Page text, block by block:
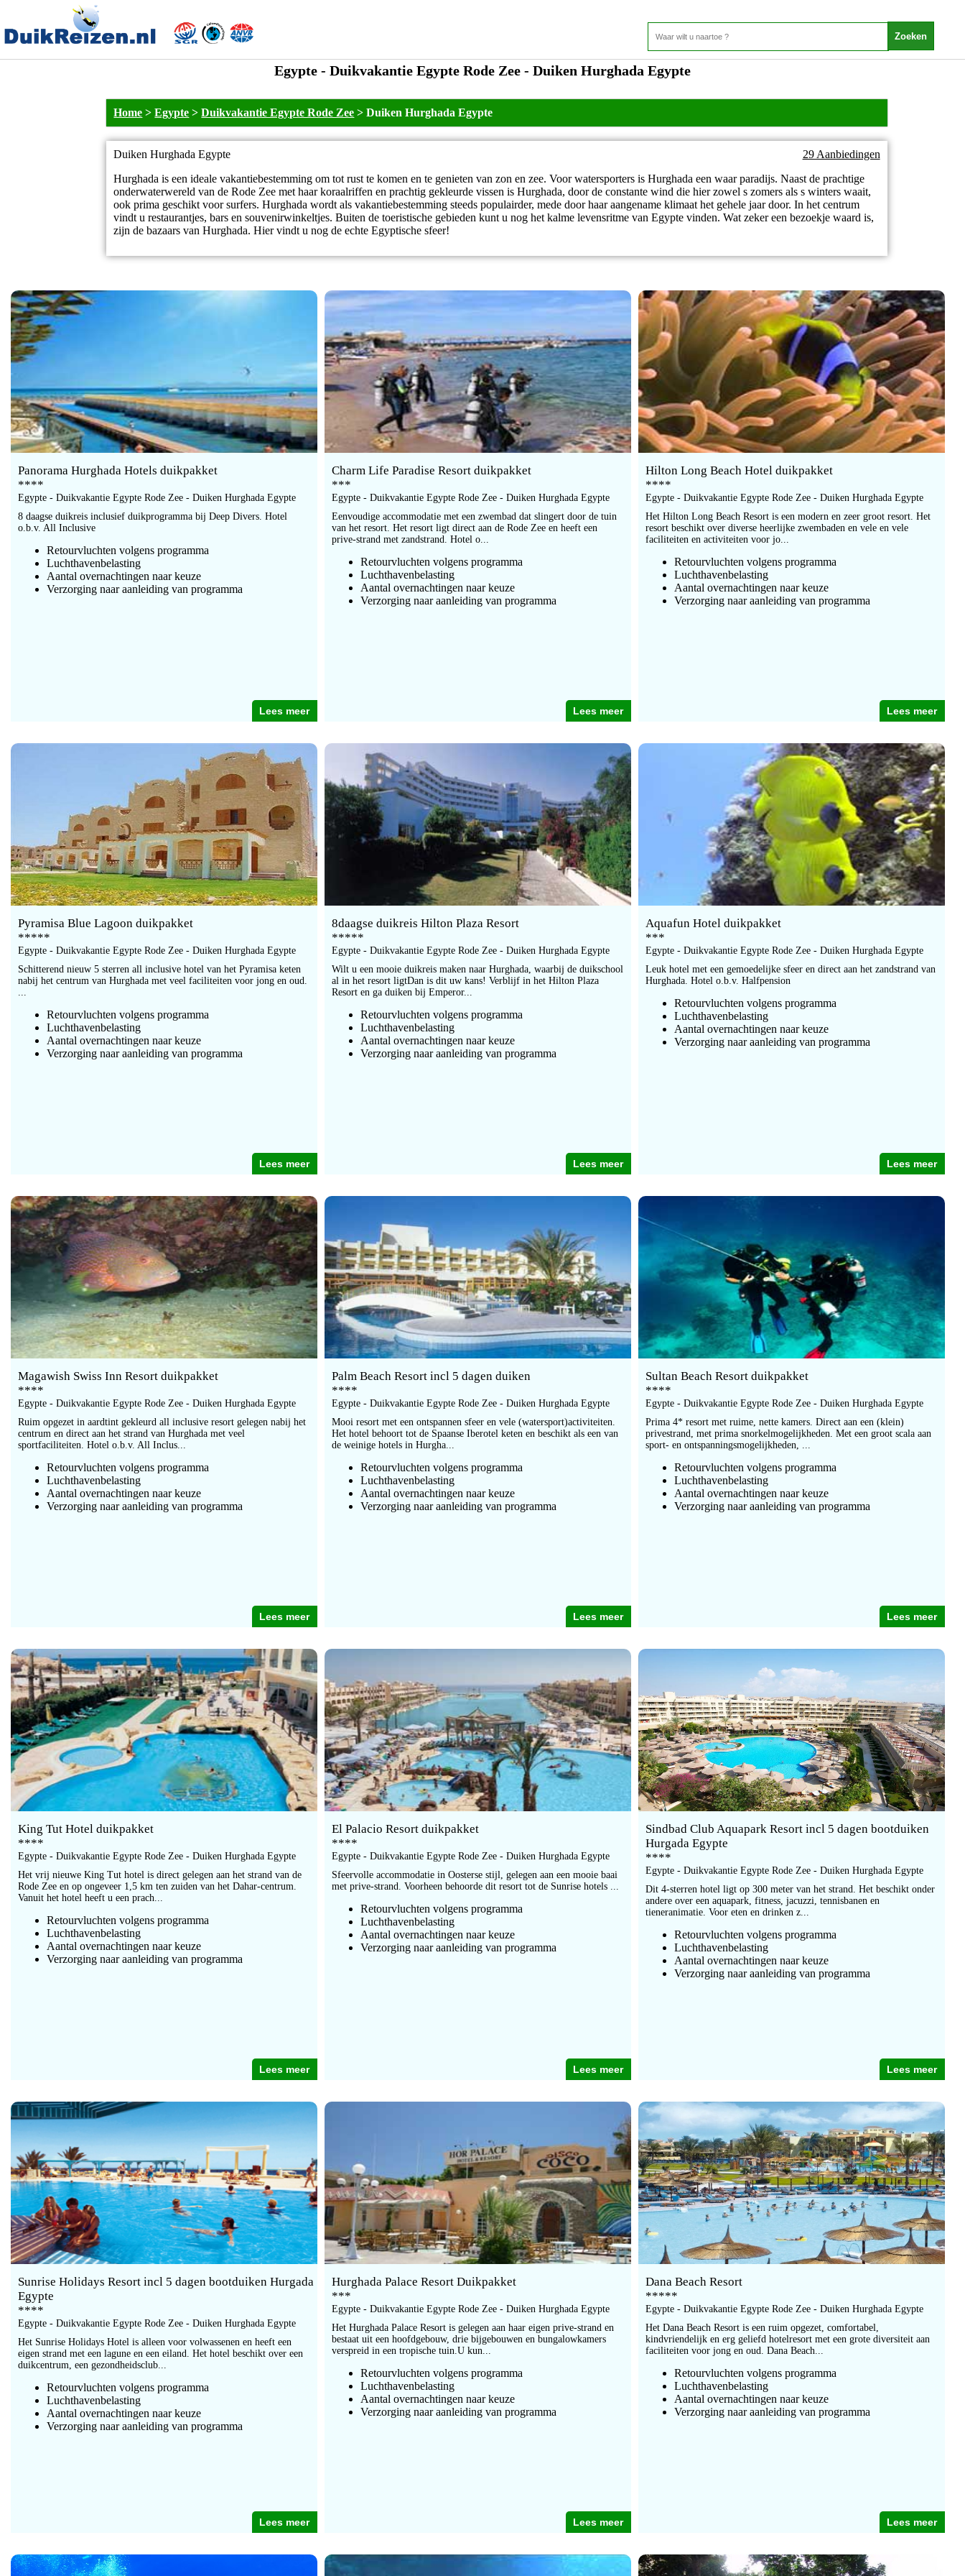
Egypte - Duikvakantie Egypte Rode Zee - Duiken Hurghada Egypte
Home >Egypte >Duikvakantie Egypte Rode Zee >Duiken Hurghada Egypte
Duiken Hurghada Egypte
29 Aanbiedingen
Hurghada is een ideale vakantiebestemming om tot rust te komen en te genieten van zon en zee. Voor watersporters is Hurghada een waar paradijs. Naast de prachtige
onderwaterwereld van de Rode Zee met haar koraalriffen en prachtig gekleurde vissen is Hurghada, door de constante wind die hier zowel s zomers als s winters waait,
ook prima geschikt voor surfers. Hurghada wordt als vakantiebestemming steeds populairder, mede door haar aangename klimaat het gehele jaar door. In het centrum
vindt u restaurantjes, bars en souvenirwinkeltjes. Buiten de toeristische gebieden kunt u nog het kalme levensritme van Egypte vinden. Wat zeker een bezoekje waard is,
zijn de bazaars van Hurghada. Hier vindt u nog de echte Egyptische sfeer!
Panorama Hurghada Hotels duikpakket
****
Egypte - Duikvakantie Egypte Rode Zee - Duiken Hurghada Egypte
8 daagse duikreis inclusief duikprogramma bij Deep Divers. Hotel
o.b.v. All Inclusive
Retourvluchten volgens programma
Luchthavenbelasting
Aantal overnachtingen naar keuze
Verzorging naar aanleiding van programma
Lees meer
Charm Life Paradise Resort duikpakket
***
Egypte - Duikvakantie Egypte Rode Zee - Duiken Hurghada Egypte
Eenvoudige accommodatie met een zwembad dat slingert door de tuin
van het resort. Het resort ligt direct aan de Rode Zee en heeft een
prive-strand met zandstrand. Hotel o...
Retourvluchten volgens programma
Luchthavenbelasting
Aantal overnachtingen naar keuze
Verzorging naar aanleiding van programma
Lees meer
Hilton Long Beach Hotel duikpakket
****
Egypte - Duikvakantie Egypte Rode Zee - Duiken Hurghada Egypte
Het Hilton Long Beach Resort is een modern en zeer groot resort. Het
resort beschikt over diverse heerlijke zwembaden en vele en vele
faciliteiten en activiteiten voor jo...
Retourvluchten volgens programma
Luchthavenbelasting
Aantal overnachtingen naar keuze
Verzorging naar aanleiding van programma
Lees meer
Pyramisa Blue Lagoon duikpakket
*****
Egypte - Duikvakantie Egypte Rode Zee - Duiken Hurghada Egypte
Schitterend nieuw 5 sterren all inclusive hotel van het Pyramisa keten
nabij het centrum van Hurghada met veel faciliteiten voor jong en oud.
...
Retourvluchten volgens programma
Luchthavenbelasting
Aantal overnachtingen naar keuze
Verzorging naar aanleiding van programma
Lees meer
8daagse duikreis Hilton Plaza Resort
*****
Egypte - Duikvakantie Egypte Rode Zee - Duiken Hurghada Egypte
Wilt u een mooie duikreis maken naar Hurghada, waarbij de duikschool
al in het resort ligtDan is dit uw kans! Verblijf in het Hilton Plaza
Resort en ga duiken bij Emperor...
Retourvluchten volgens programma
Luchthavenbelasting
Aantal overnachtingen naar keuze
Verzorging naar aanleiding van programma
Lees meer
Aquafun Hotel duikpakket
***
Egypte - Duikvakantie Egypte Rode Zee - Duiken Hurghada Egypte
Leuk hotel met een gemoedelijke sfeer en direct aan het zandstrand van
Hurghada. Hotel o.b.v. Halfpension
Retourvluchten volgens programma
Luchthavenbelasting
Aantal overnachtingen naar keuze
Verzorging naar aanleiding van programma
Lees meer
Magawish Swiss Inn Resort duikpakket
****
Egypte - Duikvakantie Egypte Rode Zee - Duiken Hurghada Egypte
Ruim opgezet in aardtint gekleurd all inclusive resort gelegen nabij het
centrum en direct aan het strand van Hurghada met veel
sportfaciliteiten. Hotel o.b.v. All Inclus...
Retourvluchten volgens programma
Luchthavenbelasting
Aantal overnachtingen naar keuze
Verzorging naar aanleiding van programma
Lees meer
Palm Beach Resort incl 5 dagen duiken
****
Egypte - Duikvakantie Egypte Rode Zee - Duiken Hurghada Egypte
Mooi resort met een ontspannen sfeer en vele (watersport)activiteiten.
Het hotel behoort tot de Spaanse Iberotel keten en beschikt als een van
de weinige hotels in Hurgha...
Retourvluchten volgens programma
Luchthavenbelasting
Aantal overnachtingen naar keuze
Verzorging naar aanleiding van programma
Lees meer
Sultan Beach Resort duikpakket
****
Egypte - Duikvakantie Egypte Rode Zee - Duiken Hurghada Egypte
Prima 4* resort met ruime, nette kamers. Direct aan een (klein)
privestrand, met prima snorkelmogelijkheden. Met een groot scala aan
sport- en ontspanningsmogelijkheden, ...
Retourvluchten volgens programma
Luchthavenbelasting
Aantal overnachtingen naar keuze
Verzorging naar aanleiding van programma
Lees meer
King Tut Hotel duikpakket
****
Egypte - Duikvakantie Egypte Rode Zee - Duiken Hurghada Egypte
Het vrij nieuwe King Tut hotel is direct gelegen aan het strand van de
Rode Zee en op ongeveer 1,5 km ten zuiden van het Dahar-centrum.
Vanuit het hotel heeft u een prach...
Retourvluchten volgens programma
Luchthavenbelasting
Aantal overnachtingen naar keuze
Verzorging naar aanleiding van programma
Lees meer
El Palacio Resort duikpakket
****
Egypte - Duikvakantie Egypte Rode Zee - Duiken Hurghada Egypte
Sfeervolle accommodatie in Oosterse stijl, gelegen aan een mooie baai
met prive-strand. Voorheen behoorde dit resort tot de Sunrise hotels ...
Retourvluchten volgens programma
Luchthavenbelasting
Aantal overnachtingen naar keuze
Verzorging naar aanleiding van programma
Lees meer
Sindbad Club Aquapark Resort incl 5 dagen bootduiken
Hurgada Egypte
****
Egypte - Duikvakantie Egypte Rode Zee - Duiken Hurghada Egypte
Dit 4-sterren hotel ligt op 300 meter van het strand. Het beschikt onder
andere over een aquapark, fitness, jacuzzi, tennisbanen en
tieneranimatie. Voor eten en drinken z...
Retourvluchten volgens programma
Luchthavenbelasting
Aantal overnachtingen naar keuze
Verzorging naar aanleiding van programma
Lees meer
Sunrise Holidays Resort incl 5 dagen bootduiken Hurgada
Egypte
****
Egypte - Duikvakantie Egypte Rode Zee - Duiken Hurghada Egypte
Het Sunrise Holidays Hotel is alleen voor volwassenen en heeft een
eigen strand met een lagune en een eiland. Het hotel beschikt over een
duikcentrum, een gezondheidsclub...
Retourvluchten volgens programma
Luchthavenbelasting
Aantal overnachtingen naar keuze
Verzorging naar aanleiding van programma
Lees meer
Hurghada Palace Resort Duikpakket
***
Egypte - Duikvakantie Egypte Rode Zee - Duiken Hurghada Egypte
Het Hurghada Palace Resort is gelegen aan haar eigen prive-strand en
bestaat uit een hoofdgebouw, drie bijgebouwen en bungalowkamers
verspreid in een tropische tuin.U kun...
Retourvluchten volgens programma
Luchthavenbelasting
Aantal overnachtingen naar keuze
Verzorging naar aanleiding van programma
Lees meer
Dana Beach Resort
*****
Egypte - Duikvakantie Egypte Rode Zee - Duiken Hurghada Egypte
Het Dana Beach Resort is een ruim opgezet, comfortabel,
kindvriendelijk en erg geliefd hotelresort met een grote diversiteit aan
faciliteiten voor jong en oud. Dana Beach...
Retourvluchten volgens programma
Luchthavenbelasting
Aantal overnachtingen naar keuze
Verzorging naar aanleiding van programma
Lees meer